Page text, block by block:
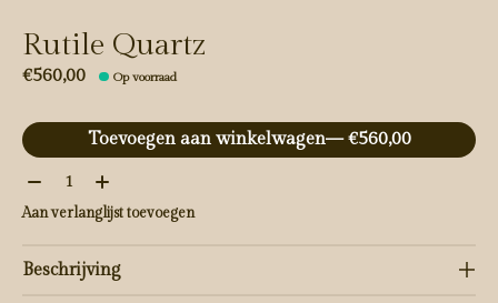
Rutile Quartz
€560,00 Op voorraad
Toevoegen aan winkelwagen
— €560,00
Aantal:
Aan verlanglijst toevoegen
Beschrijving